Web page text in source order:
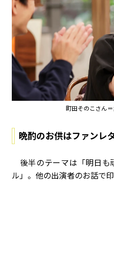
町田そのこさん
晩酌のお供はファンレ
後半のテーマは「明日も
ル」。他の出演者のお話で